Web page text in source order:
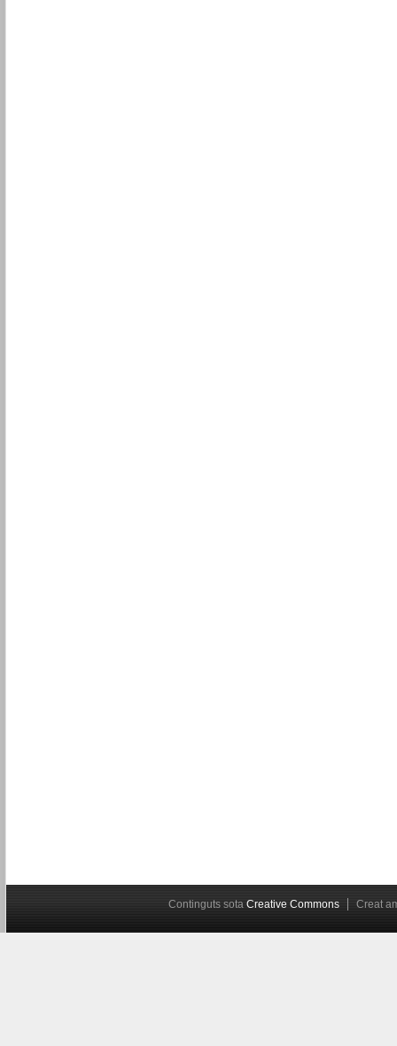
Continguts sota Creative Commons Creat